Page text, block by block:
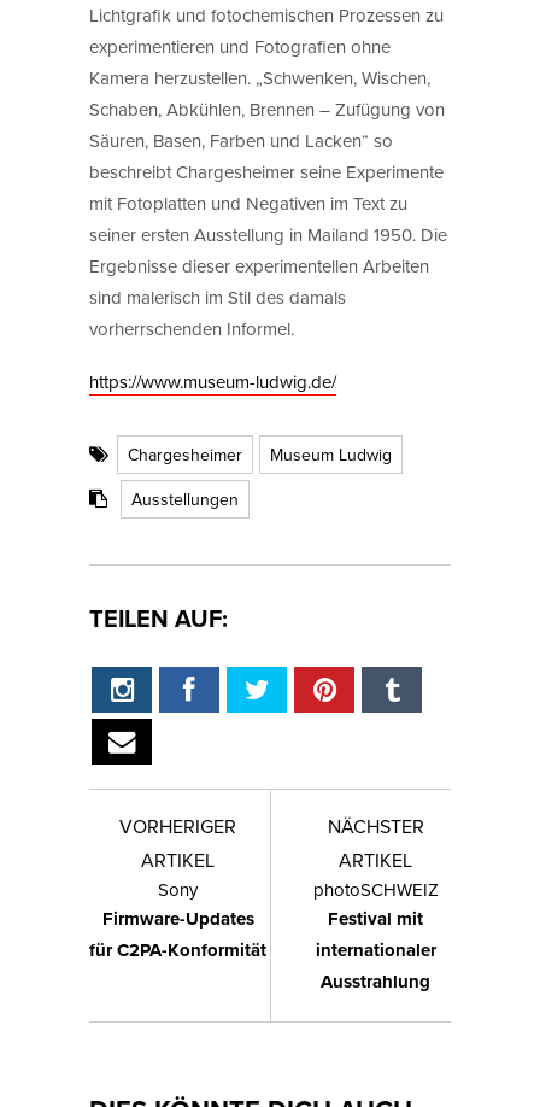
Lichtgrafik und fotochemischen Prozessen zu
experimentieren und Fotografien ohne
Kamera herzustellen. „Schwenken, Wischen,
Schaben, Abkühlen, Brennen – Zufügung von
Säuren, Basen, Farben und Lacken“ so
beschreibt Chargesheimer seine Experimente
mit Fotoplatten und Negativen im Text zu
seiner ersten Ausstellung in Mailand 1950. Die
Ergebnisse dieser experimentellen Arbeiten
sind malerisch im Stil des damals
vorherrschenden Informel.
https://www.museum-ludwig.de/
Chargesheimer
Museum Ludwig
Ausstellungen
TEILEN AUF:
VORHERIGER
ARTIKEL
Sony
Firmware-Updates
für C2PA-Konformität
NÄCHSTER
ARTIKEL
photoSCHWEIZ
Festival mit
internationaler
Ausstrahlung